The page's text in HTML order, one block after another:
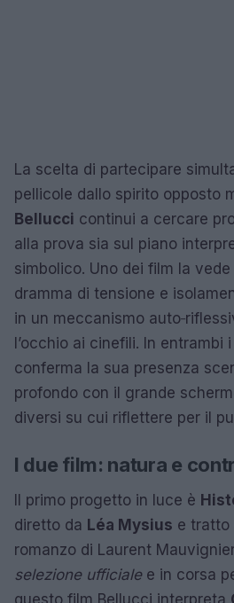
La scelta di partecipare
pellicole dallo spirito opposto
Bellucci continui a cercare
alla prova sia sul piano
simbolico. Uno dei film la
dramma di tensione e
in un meccanismo
l’occhio ai cinefili. In entrambi
conferma la sua presenza
profondo con il grande
diversi su cui riflettere per il
I due film: natura e
Il primo progetto in luce è
diretto da Léa Mysius e tratto
romanzo di Laurent
selezione ufficialee in corsa
questo film Bellucci interpreta